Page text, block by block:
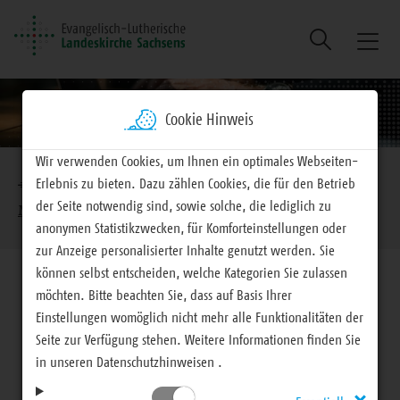
Suche
Brotkrumennavigation
EVLKS - engagiert
Mitteilungen
Mitteilungen für Haupt- und Ehrenamtliche
Mitteilungen für Haupt- und Ehrenamtliche
Cookie Hinweis
Wir verwenden Cookies, um Ihnen ein optimales Webseiten-
Erlebnis zu bieten. Dazu zählen Cookies, die für den Betrieb
der Seite notwendig sind, sowie solche, die lediglich zu
anonymen Statistikzwecken, für Komforteinstellungen oder
zur Anzeige personalisierter Inhalte genutzt werden. Sie
können selbst entscheiden, welche Kategorien Sie zulassen
möchten. Bitte beachten Sie, dass auf Basis Ihrer
Einstellungen womöglich nicht mehr alle Funktionalitäten der
Seite zur Verfügung stehen. Weitere Informationen finden Sie
in unseren Datenschutzhinweisen .